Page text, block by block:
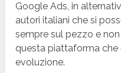
Google Ads, in
autori italiani che si
sempre sul pezzo e
questa piattaforma che
evoluzione.